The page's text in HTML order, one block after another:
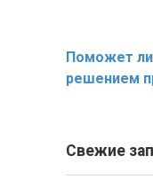
Поможет
решением
Свежие